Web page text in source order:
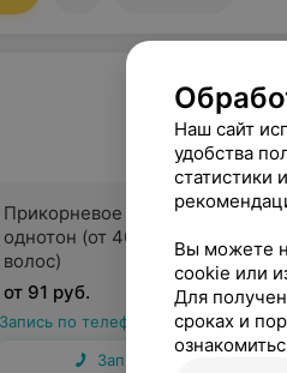
Прикорневое окрашивание
однотон (от 40 см длина
волос)
от 91 руб.
Запись по телефону
Записаться
Наш сайт
удобства
статистики
Вы можете
cookie или
Для
сроках и